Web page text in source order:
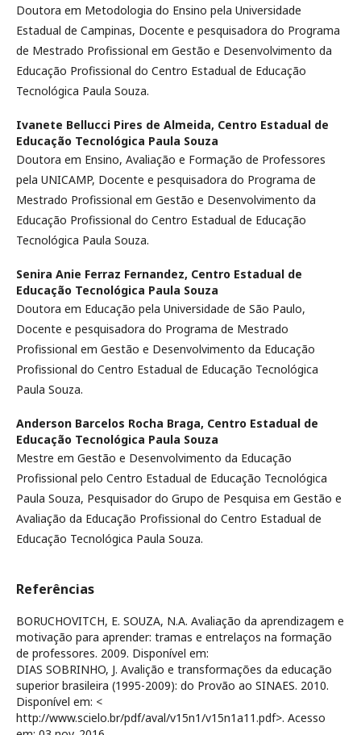
Doutora em Metodologia do Ensino pela Universidade
Estadual de Campinas, Docente e pesquisadora do Programa
de Mestrado Profissional em Gestão e Desenvolvimento da
Educação Profissional do Centro Estadual de Educação
Tecnológica Paula Souza.
Ivanete Bellucci Pires de Almeida, Centro Estadual de
Educação Tecnológica Paula Souza
Doutora em Ensino, Avaliação e Formação de Professores
pela UNICAMP, Docente e pesquisadora do Programa de
Mestrado Profissional em Gestão e Desenvolvimento da
Educação Profissional do Centro Estadual de Educação
Tecnológica Paula Souza.
Senira Anie Ferraz Fernandez, Centro Estadual de
Educação Tecnológica Paula Souza
Doutora em Educação pela Universidade de São Paulo,
Docente e pesquisadora do Programa de Mestrado
Profissional em Gestão e Desenvolvimento da Educação
Profissional do Centro Estadual de Educação Tecnológica
Paula Souza.
Anderson Barcelos Rocha Braga, Centro Estadual de
Educação Tecnológica Paula Souza
Mestre em Gestão e Desenvolvimento da Educação
Profissional pelo Centro Estadual de Educação Tecnológica
Paula Souza, Pesquisador do Grupo de Pesquisa em Gestão e
Avaliação da Educação Profissional do Centro Estadual de
Educação Tecnológica Paula Souza.
Referências
BORUCHOVITCH, E. SOUZA, N.A. Avaliação da aprendizagem e
motivação para aprender: tramas e entrelaços na formação
de professores. 2009. Disponível em:
DIAS SOBRINHO, J. Avalição e transformações da educação
superior brasileira (1995-2009): do Provão ao SINAES. 2010.
Disponível em: <
http://www.scielo.br/pdf/aval/v15n1/v15n1a11.pdf>. Acesso